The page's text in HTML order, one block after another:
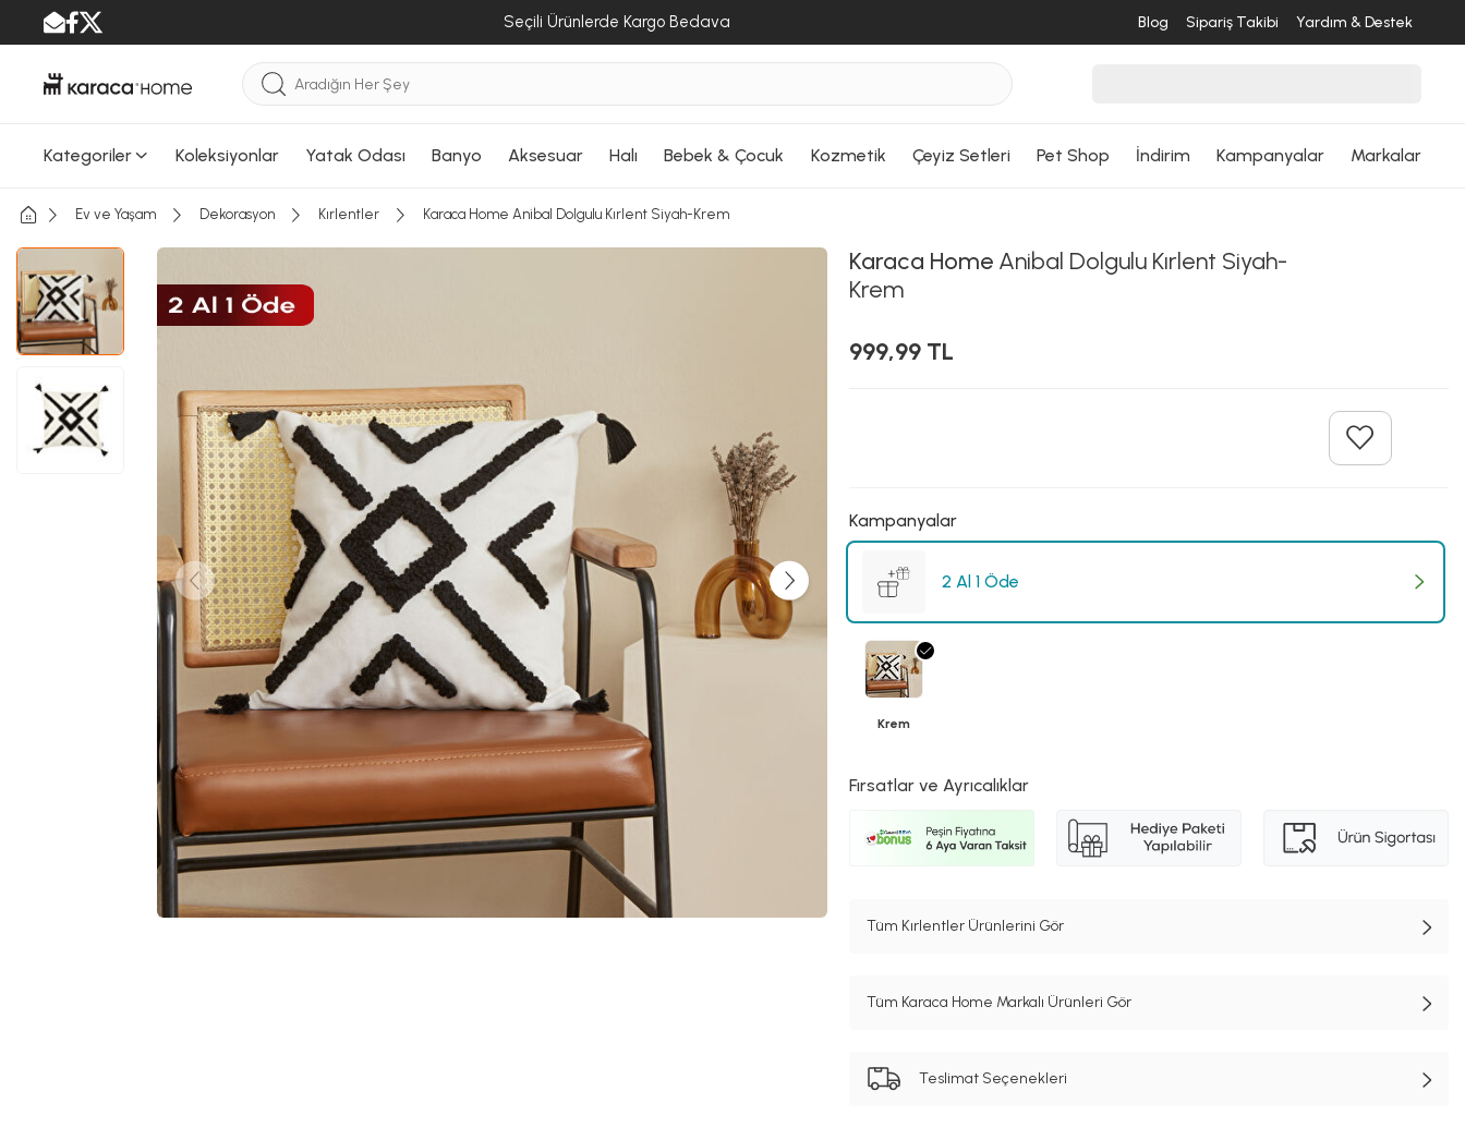
Seçili Ürünlerde Kargo Bedava Blog Sipariş Takibi Yardım & Destek
Kategoriler Koleksiyonlar Yatak Odası Banyo Aksesuar Halı Bebek & Çocuk Kozmetik Çeyiz Setleri Pet Shop İndirim Kampanyalar Markalar
Ev ve Yaşam Dekorasyon Kırlentler Karaca Home Anibal Dolgulu Kırlent Siyah-Krem
Karaca Home Anibal Dolgulu Kırlent Siyah-
Krem
999,99 TL
Kampanyalar
2 Al 1 Öde
Krem
Fırsatlar ve Ayrıcalıklar
Tüm Kırlentler Ürünlerini Gör
Tüm Karaca Home Markalı Ürünleri Gör
Teslimat Seçenekleri